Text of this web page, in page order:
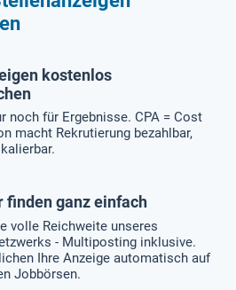
kostenlos
noch für Ergebnisse. CPA = Cost
macht Rekrutierung bezahlbar,
finden ganz einfach
volle Reichweite unseres
- Multiposting inklusive.
Ihre Anzeige automatisch auf
Jobbörsen.